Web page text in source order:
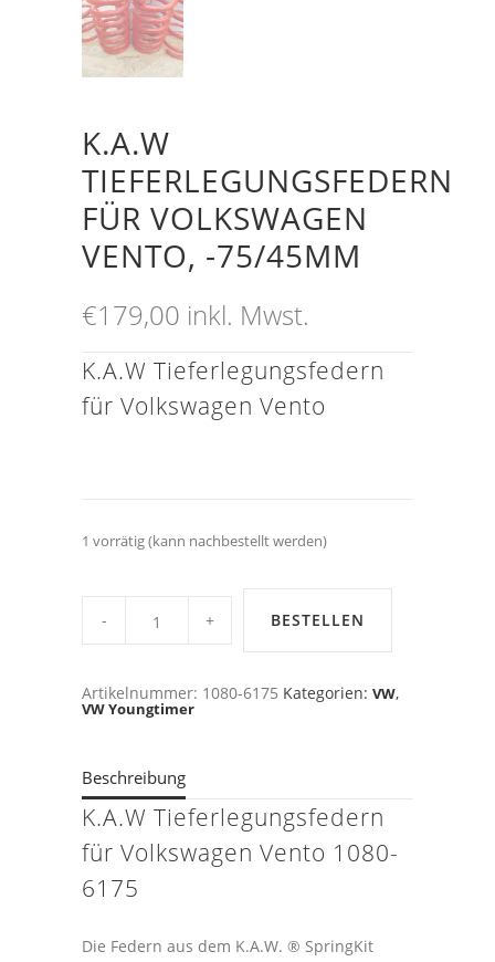
K.A.W
TIEFERLEGUNGSFEDERN
FÜR VOLKSWAGEN
VENTO, -75/45MM
€179,00 inkl. Mwst.
K.A.W Tieferlegungsfedern
für Volkswagen Vento
1 vorrätig (kann nachbestellt werden)
Tieferlegungsfedern
quantity
BESTELLEN
Artikelnummer: 1080-6175 Kategorien: VW,
VW Youngtimer
Beschreibung
K.A.W Tieferlegungsfedern
für Volkswagen Vento 1080-
6175
Die Federn aus dem K.A.W. ® SpringKit